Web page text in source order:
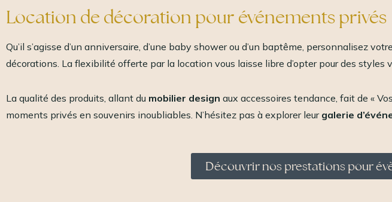
Location de décoration pour événements privés
Qu’il s’agisse d’un anniversaire, d’une baby shower ou d’un baptême, personnalisez
décorations. La flexibilité offerte par la location vous laisse libre d’opter pour des styles
La qualité des produits, allant du mobilier design aux accessoires tendance, fait de «
moments privés en souvenirs inoubliables. N’hésitez pas à explorer leur galerie
Découvrir nos prestations pour